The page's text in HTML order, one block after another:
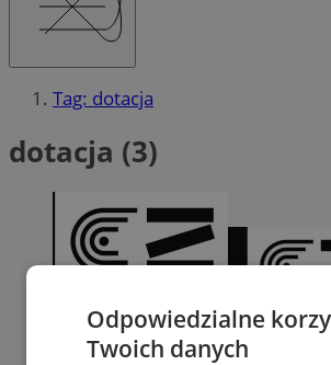
Tag: dotacja
dotacja (3)
Odpowiedzialne
Twoich danych